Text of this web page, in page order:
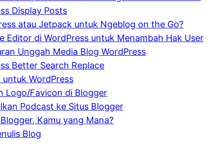
Display Posts
atau Jetpack untuk Ngeblog on the Go?
Editor di WordPress untuk Menambah Hak User
Unggah Media Blog WordPress
Better Search Replace
WordPress
Logo/Favicon di Blogger
Podcast ke Situs Blogger
Kamu yang Mana?
Blog